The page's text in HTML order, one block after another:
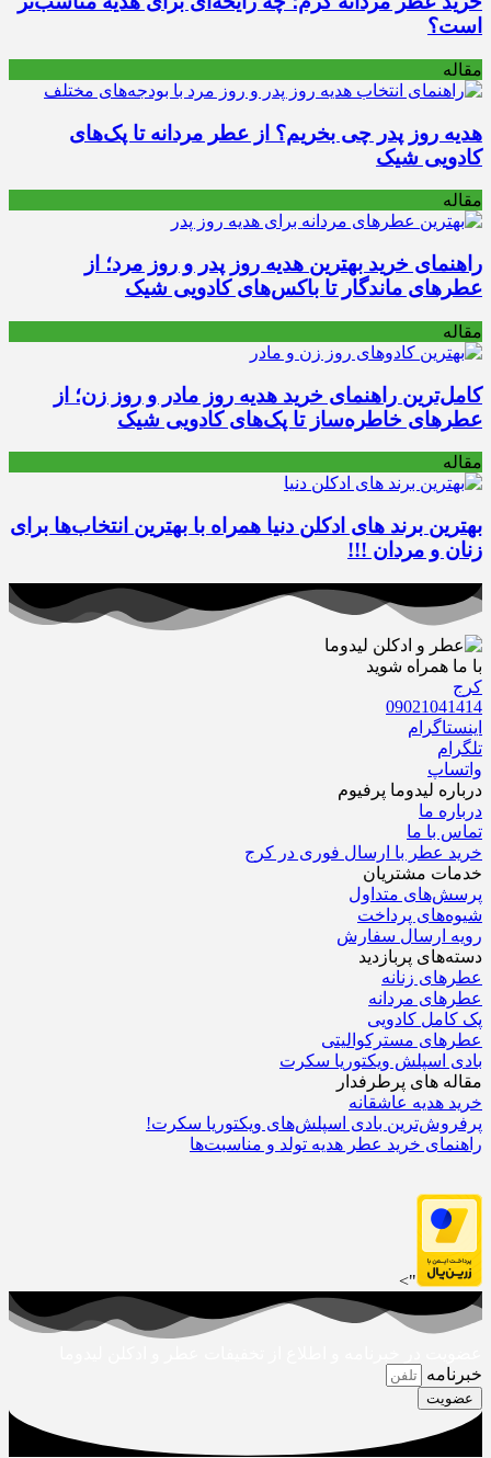
است؟
مقاله
هدیه روز پدر چی بخریم؟ از عطر مردانه تا پک‌های
کادویی شیک
مقاله
راهنمای خرید بهترین هدیه روز پدر و روز مرد؛ از
عطرهای ماندگار تا باکس‌های کادویی شیک
مقاله
کامل‌ترین راهنمای خرید هدیه روز مادر و روز زن؛ از
عطرهای خاطره‌ساز تا پک‌های کادویی شیک
مقاله
بهترین برند های ادکلن دنیا همراه با بهترین انتخاب‌ها برای
زنان و مردان !!!
با ما همراه شوید
کرج
09021041414
اینستاگرام
تلگرام
واتساپ
درباره‌ لیدوما پرفیوم
درباره‌ ما
تماس با ما
خرید عطر با ارسال فوری در کرج
خدمات مشتریان
پرسش‌های متداول
شیوه‌های پرداخت
رویه ارسال سفارش‌
دسته‌های پربازدید
عطرهای زنانه
عطرهای مردانه
پک کامل کادویی
عطرهای مسترکوالیتی
بادی اسپلش ویکتوریا سکرت
مقاله های پرطرفدار
خرید هدیه عاشقانه
پرفروش‌ترین بادی اسپلش‌های ویکتوریا سکرت!
راهنمای خرید عطر هدیه تولد و مناسبت‌ها
">
خبرنامه
عضویت